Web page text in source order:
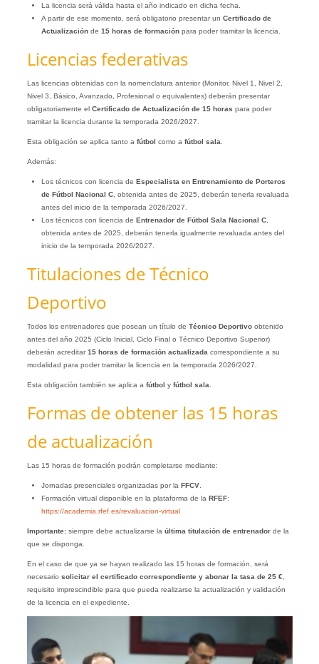
La licencia será válida hasta el año indicado en dicha fecha.
A partir de ese momento, será obligatorio presentar un Certificado de
Actualizaciónde 15 horas de formaciónpara poder tramitar la licencia.
Licencias federativas
Las licencias obtenidas con la nomenclatura anterior (Monitor, Nivel 1, Nivel 2,
Nivel 3, Básico, Avanzado, Profesional o equivalentes) deberán presentar
obligatoriamente el Certificado de Actualización de 15 horas para poder
tramitar la licencia durante la temporada 2026/2027.
Esta obligación se aplica tanto a fútbol como a fútbol sala
Además:
Los técnicos con licencia de Especialista en Entrenamiento de Porteros
de Fútbol Nacional C, obtenida antes de 2025, deberán tenerla revaluada
antes del inicio de la temporada 2026/2027.
Los técnicos con licencia de Entrenador de Fútbol Sala Nacional C,
obtenida antes de 2025, deberán tenerla igualmente revaluada antes del
inicio de la temporada 2026/2027.
Titulaciones de Técnico
Deportivo
Todos los entrenadores que posean un título de Técnico Deportivoobtenido
antes del año 2025 (Ciclo Inicial, Ciclo Final o Técnico Deportivo Superior)
deberán acreditar15 horas de formación actualizada correspondiente a su
modalidad para poder tramitar la licencia en la temporada 2026/2027.
Esta obligación también se aplica a fútbol y fútbol sala
Formas de obtener las 15 horas
de actualización
Las 15 horas de formación podrán completarse mediante:
Jornadas presenciales organizadas por la FFCV.
Formación virtual disponible en la plataforma de la RFEF:
https://academia.rfef.es/revaluacion-virtual
Importante:siempre debe actualizarse la última titulación de entrenadorde la
que se disponga.
En el caso de que ya se hayan realizado las 15 horas de formación, será
necesario solicitar el certificado correspondiente y abonar la tasa de 25 €
requisito imprescindible para que pueda realizarse la actualización y validación
de la licencia en el expediente.